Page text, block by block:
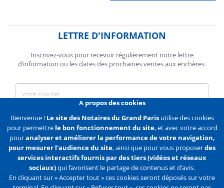
LETTRE D'INFORMATION
Inscrivez-vous pour recevoir régulièrement notre lettre
d’information ou les dates des prochaines ventes aux enchères.
J'accepte de recevoir des communications de la Chambre des
Notaires de Paris.
En savoir plus
S'abonner
A propos des cookies
Bienvenue ! Le site des Notaires du Grand Parisutilise des cookies
pour permettre le bon fonctionnement du site, et avec votre accord
pouranalyser et améliorer la performance de votre navigation,
pour mesurer l'audience du site, ainsi que pour vous proposerdes
services interactifs fournis par des tiers (vidéos et réseaux
sociaux)qui favorisent le partage de contenus et d’avis.
En cliquant sur « Accepter tout » ces cookies seront déposés sur votre